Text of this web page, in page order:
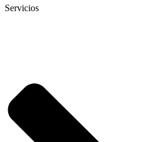
Servicios